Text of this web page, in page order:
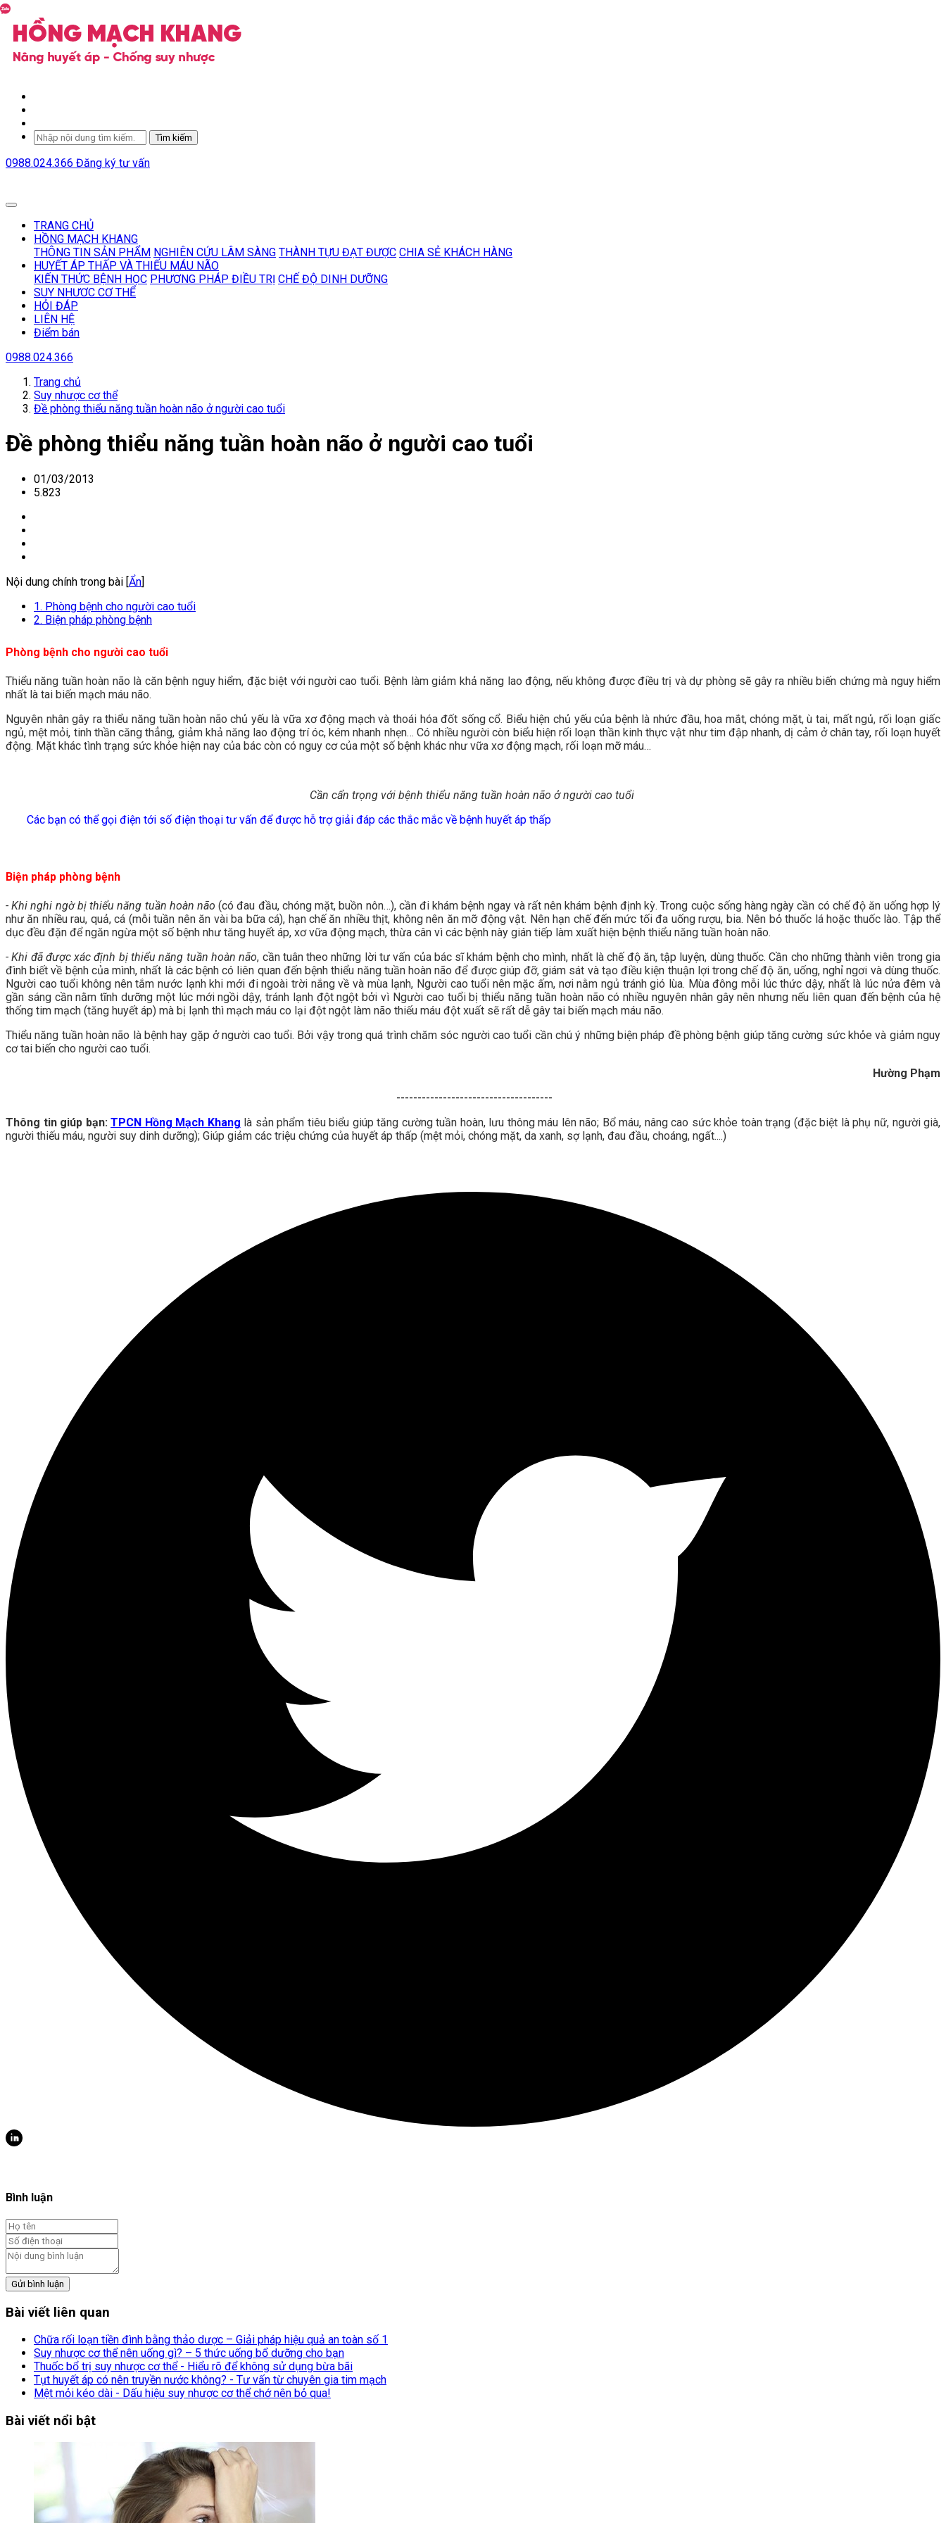
Tìm kiếm
0988.024.366 Đăng ký tư vấn
TRANG CHỦ
HỒNG MẠCH KHANG
THÔNG TIN SẢN PHẨM NGHIÊN CỨU LÂM SÀNG THÀNH TỰU ĐẠT ĐƯỢC CHIA SẺ KHÁCH HÀNG
HUYẾT ÁP THẤP VÀ THIẾU MÁU NÃO
KIẾN THỨC BỆNH HỌC PHƯƠNG PHÁP ĐIỀU TRỊ CHẾ ĐỘ DINH DƯỠNG
SUY NHƯƠC CƠ THỂ
HỎI ĐÁP
LIÊN HỆ
Điểm bán
0988.024.366
Trang chủ
Suy nhược cơ thể
Đề phòng thiểu năng tuần hoàn não ở người cao tuổi
Đề phòng thiểu năng tuần hoàn não ở người cao tuổi
01/03/2013
5.823
Nội dung chính trong bài [Ẩn]
1. Phòng bệnh cho người cao tuổi
2. Biện pháp phòng bệnh
Phòng bệnh cho người cao tuổi
Thiểu năng tuần hoàn não là căn bệnh nguy hiểm, đặc biệt với người cao tuổi. Bệnh làm giảm khả năng lao động, nếu không được điều trị và dự phòng sẽ gây ra nhiều biến chứng mà nguy hiểm
nhất là tai biến mạch máu não.
Nguyên nhân gây ra thiểu năng tuần hoàn não chủ yếu là vữa xơ động mạch và thoái hóa đốt sống cổ. Biểu hiện chủ yếu của bệnh là nhức đầu, hoa mắt, chóng mặt, ù tai, mất ngủ, rối loạn giấc
ngủ, mệt mỏi, tinh thần căng thẳng, giảm khả năng lao động trí óc, kém nhanh nhẹn… Có nhiều người còn biểu hiện rối loạn thần kinh thực vật như tim đập nhanh, dị cảm ở chân tay, rối loạn huyết
động. Mặt khác tình trạng sức khỏe hiện nay của bác còn có nguy cơ của một số bệnh khác như vữa xơ động mạch, rối loạn mỡ máu…
Cần cẩn trọng với bệnh thiểu năng tuần hoàn não ở người cao tuổi
Các bạn có thể gọi điện tới số điện thoại tư vấn để được hỗ trợ giải đáp các thắc mắc về bệnh huyết áp thấp
Biện pháp phòng bệnh
- Khi nghi ngờ bị thiểu năng tuần hoàn não (có đau đầu, chóng mặt, buồn nôn…), cần đi khám bệnh ngay và rất nên khám bệnh định kỳ. Trong cuộc sống hàng ngày cần có chế độ ăn uống hợp lý
như ăn nhiều rau, quả, cá (mỗi tuần nên ăn vài ba bữa cá), hạn chế ăn nhiều thịt, không nên ăn mỡ động vật. Nên hạn chế đến mức tối đa uống rượu, bia. Nên bỏ thuốc lá hoặc thuốc lào. Tập thể
dục đều đặn để ngăn ngừa một số bệnh như tăng huyết áp, xơ vữa động mạch, thừa cân vì các bệnh này gián tiếp làm xuất hiện bệnh thiểu năng tuần hoàn não.
- Khi đã được xác định bị thiểu năng tuần hoàn não, cần tuân theo những lời tư vấn của bác sĩ khám bệnh cho mình, nhất là chế độ ăn, tập luyện, dùng thuốc. Cần cho những thành viên trong gia
đình biết về bệnh của mình, nhất là các bệnh có liên quan đến bệnh thiểu năng tuần hoàn não để được giúp đỡ, giám sát và tạo điều kiện thuận lợi trong chế độ ăn, uống, nghỉ ngơi và dùng thuốc.
Người cao tuổi không nên tắm nước lạnh khi mới đi ngoài trời nắng về và mùa lạnh, Người cao tuổi nên mặc ấm, nơi nằm ngủ tránh gió lùa. Mùa đông mỗi lúc thức dậy, nhất là lúc nửa đêm và
gần sáng cần nằm tĩnh dưỡng một lúc mới ngồi dậy, tránh lạnh đột ngột bởi vì Người cao tuổi bị thiểu năng tuần hoàn não có nhiều nguyên nhân gây nên nhưng nếu liên quan đến bệnh của hệ
thống tim mạch (tăng huyết áp) mà bị lạnh thì mạch máu co lại đột ngột làm não thiếu máu đột xuất sẽ rất dễ gây tai biến mạch máu não.
Thiểu năng tuần hoàn não là bệnh hay gặp ở người cao tuổi. Bởi vậy trong quá trình chăm sóc người cao tuổi cần chú ý những biện pháp đề phòng bệnh giúp tăng cường sức khỏe và giảm nguy
cơ tai biến cho người cao tuổi.
Hường Phạm
-------------------------------------
Thông tin giúp bạn:TPCN Hồng Mạch Khang là sản phẩm tiêu biểu giúp tăng cường tuần hoàn, lưu thông máu lên não; Bổ máu, nâng cao sức khỏe toàn trạng (đặc biệt là phụ nữ, người già,
người thiếu máu, người suy dinh dưỡng); Giúp giảm các triệu chứng của huyết áp thấp (mệt mỏi, chóng mặt, da xanh, sợ lạnh, đau đầu, choáng, ngất....)
Bình luận
Gửi bình luận
Bài viết liên quan
Chữa rối loạn tiền đình bằng thảo dược – Giải pháp hiệu quả an toàn số 1
Suy nhược cơ thể nên uống gì? – 5 thức uống bổ dưỡng cho bạn
Thuốc bổ trị suy nhược cơ thể - Hiểu rõ để không sử dụng bừa bãi
Tụt huyết áp có nên truyền nước không? - Tư vấn từ chuyên gia tim mạch
Mệt mỏi kéo dài - Dấu hiệu suy nhược cơ thể chớ nên bỏ qua!
Bài viết nổi bật